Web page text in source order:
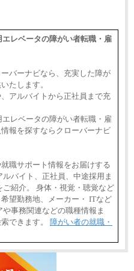
レベータの障がい者転職・雇
バーナビなら、充実した障が
たします。
アルバイトから正社員まで充
レベータの障がい者転職・雇
報を探すならクローバーナビ
職サポート情報をお届けする
バイト、正社員、中途採用ま
ご紹介。 身体・視覚・聴覚など
望勤務地、メーカー・ ITなど
事務関連などの職種情報ま
できます。 障がい者の就職・